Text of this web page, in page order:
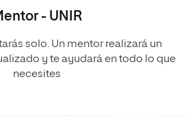
- UNIR
solo. Un mentor realizará un
y te ayudará en todo lo que
necesites